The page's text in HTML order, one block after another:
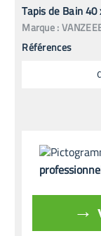
Tapis de Bain 40
Marque :
Références
→